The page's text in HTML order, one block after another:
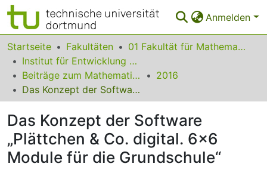
Anmelden
Bereiche & Sammlungen
Das gesamte Repositorium
Statistiken
FAQ
Leitlinien
Zurück zur Startseite
Startseite Fakultäten
01 Fakultät für Mathematik
Institut für Entwicklung und Erforschung des Mathematikunterrichts
Beiträge zum Mathematikunterricht
2016
Das Konzept der Software „Plättchen & Co. digital. 6x6 Module für die Grundschule“
Das Konzept der Software
„Plättchen & Co. digital. 6x6
Module für die Grundschule“